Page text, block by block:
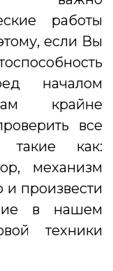
работы
если Вы
началом
крайне
все
такие как:
механизм
и произвести
в нашем
техники